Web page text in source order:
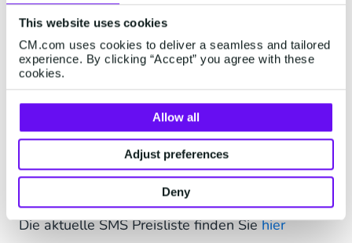
This website uses cookies
CM.com uses cookies to deliver a seamless and tailored
experience. By clicking “Accept” you agree with these
cookies.
Allow all
Adjust preferences
Deny
Die SMSKaufen Versandberichte wurden nicht an
CM.com übertragen. Wenn Sie diese benötigen,
senden Sie bitte eine E-Mail an
support@cmtelecom.de
Die aktuelle SMS Preisliste finden Siehier